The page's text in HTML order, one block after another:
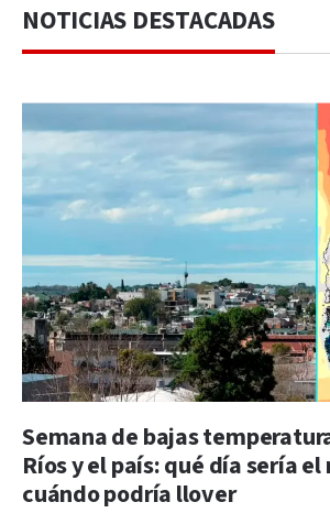
NOTICIAS DESTACADAS
Semana de bajas
Ríos y el país: qué día sería
cuándo podría llover